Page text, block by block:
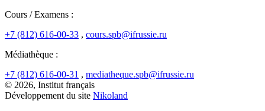
Cours / Examens :
+7 (812) 616-00-33 , cours.spb@ifrussie.ru
Médiathèque :
+7 (812) 616-00-31 , mediatheque.spb@ifrussie.ru
© 2026, Institut français
Développement du site Nikoland